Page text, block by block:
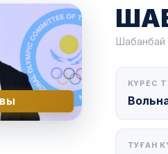
Шабанбай
КҮРЕС
ТУҒАН